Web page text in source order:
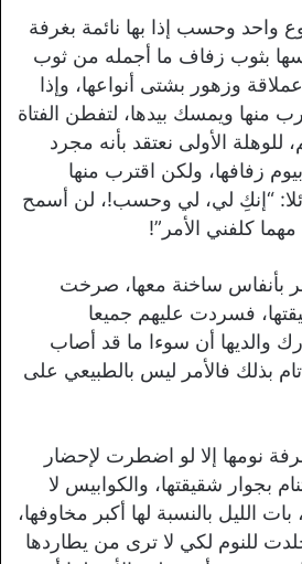
واحد وحسب إذا بها نائمة بغرفة
بثوب زفاف ما أجمله من ثوب
وزهور بشتى أنواعها، وإذا
منها ويمسك بيدها، لتفطن الفتاة
للوهلة الأولى نعتقد بأنه مجرد
زفافها، ولكن اقترب منها
“إنكِ لي، لي وحسب!، لن أسمح
كلفني الأمر”!
بأنفاس ساخنة معها، صرخت
فسردت عليهم جميعا
والديها أن سوءا ما قد أصاب
تام بذلك فالأمر ليس بالطبيعي على
نومها إلا لو اضطرت لإحضار
بجوار شقيقتها، والكوابيس لا
الليل بالنسبة لها أكبر مخاوفها،
للنوم لكي لا ترى من يطاردها